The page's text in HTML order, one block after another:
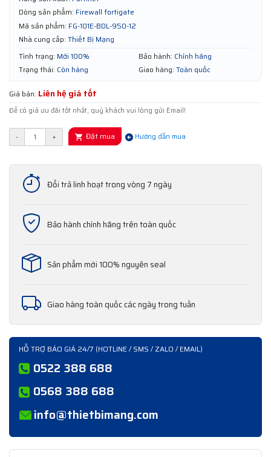
Dòng sản phẩm: Firewall fortigate
Mã sản phẩm: FG-101E-BDL-950-12
Nhà cung cấp: Thiết Bị Mạng
Tình trạng: Mới 100% Bảo hành: Chính hãng
Trạng thái: Còn hàng Giao hàng: Toàn quốc
Giá bán: Liên hệ giá tốt
Để có giá ưu đãi tốt nhất, quý khách vui lòng gửi Email!
- + Đặt mua Hướng dẫn mua
Đổi trả linh hoạt trong vòng 7 ngày
Bảo hành chính hãng trên toàn quốc
Sản phẩm mới 100% nguyên seal
Giao hàng toàn quốc các ngày trong tuần
HỖ TRỢ BÁO GIÁ 24/7 (HOTLINE / SMS / ZALO / EMAIL)
0522 388 688
0568 388 688
info@thietbimang.com